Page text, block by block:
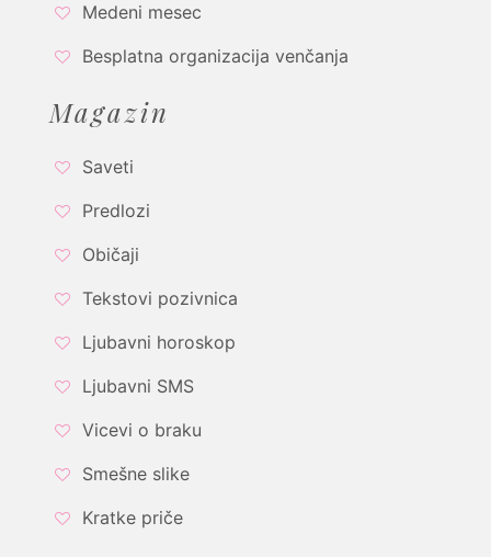
Medeni mesec
Besplatna organizacija venčanja
Magazin
Saveti
Predlozi
Običaji
Tekstovi pozivnica
Ljubavni horoskop
Ljubavni SMS
Vicevi o braku
Smešne slike
Kratke priče